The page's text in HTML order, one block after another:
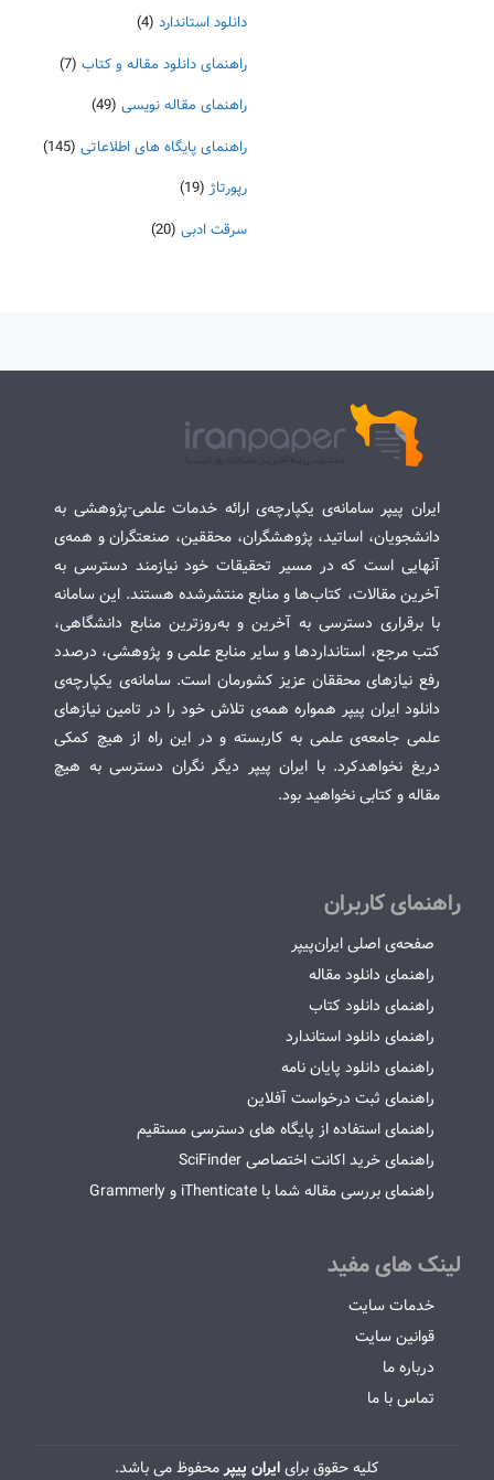
دانلود استاندارد (4)
راهنمای دانلود مقاله و کتاب (7)
راهنمای مقاله نویسی (49)
راهنمای پایگاه های اطلاعاتی (145)
رپورتاژ (19)
سرقت ادبی (20)
ایران پیپر سامانه‌ی یکپارچه‌ی ارائه خدمات علمی-پژوهشی به
دانشجویان، اساتید، پژوهشگران، محققین، صنعتگران و همه‌ی
آنهایی است که در مسیر تحقیقات خود نیازمند دسترسی به
آخرین مقالات، کتاب‌ها و منابع منتشرشده هستند. این سامانه
با برقراری دسترسی به آخرین و به‌روزترین منابع دانشگاهی،
کتب مرجع، استانداردها و سایر منابع علمی و پژوهشی، درصدد
رفع نیازهای محققان عزیز کشورمان است. سامانه‌ی یکپارچه‌ی
دانلود ایران پیپر همواره همه‌ی تلاش خود را در تامین نیازهای
علمی جامعه‌ی علمی به کاربسته و در این راه از هیچ کمکی
دریغ نخواهدکرد. با ایران پیپر دیگر نگران دسترسی به هیچ
مقاله و کتابی نخواهید بود.
راهنمای کاربران
صفحه‌ی اصلی ایران‌پیپر
راهنمای دانلود مقاله
راهنمای دانلود کتاب
راهنمای دانلود استاندارد
راهنمای دانلود پایان نامه
راهنمای ثبت درخواست آفلاین
راهنمای استفاده از پایگاه های دسترسی مستقیم
راهنمای خرید اکانت اختصاصی SciFinder
راهنمای بررسی مقاله شما با iThenticate و Grammerly
لینک های مفید
خدمات سایت
قوانین سایت
درباره ما
تماس با ما
کلیه حقوق برایایران پیپرمحفوظ می باشد.